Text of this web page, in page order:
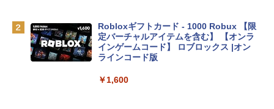
tomtoc 360°保護 15.6 16インチ パソコ
ンケース Dell NEC Lavie ASUS HP dyna
Robloxギフトカード - 1000 Robux 【限
定バーチャルアイテムを含む】 【オンラ
インゲームコード】 ロブロックス |オン
ラインコード版
￥1,600